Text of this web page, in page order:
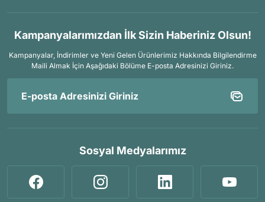
Kampanyalarımızdan İlk Sizin Haberiniz Olsun!
Kampanyalar, İndirimler ve Yeni Gelen Ürünlerimiz Hakkında Bilgilendirme
Maili Almak İçin Aşağıdaki Bölüme E-posta Adresinizi Giriniz.
Sosyal Medyalarımız